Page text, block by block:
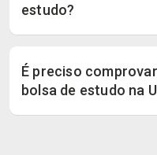
estudo?
É preciso
bolsa de estudo na